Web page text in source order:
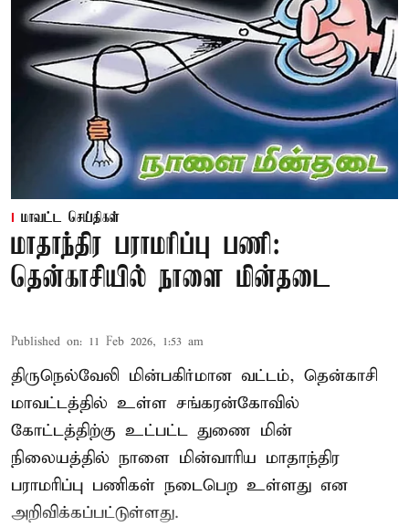
மாவட்ட செய்திகள்
மாதாந்திர பராமரிப்பு பணி:
தென்காசியில் நாளை மின்தடை
Published on: 11 Feb 2026, 1:53 am
திருநெல்வேலி மின்பகிர்மான வட்டம், தென்காசி
மாவட்டத்தில் உள்ள சங்கரன்கோவில்
கோட்டத்திற்கு உட்பட்ட துணை மின்
நிலையத்தில் நாளை மின்வாரிய மாதாந்திர
பராமரிப்பு பணிகள் நடைபெற உள்ளது என
அறிவிக்கப்பட்டுள்ளது.